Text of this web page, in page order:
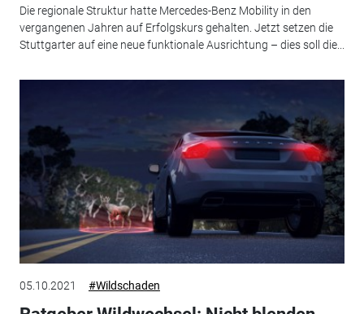
Die regionale Struktur hatte Mercedes-Benz Mobility in den
vergangenen Jahren auf Erfolgskurs gehalten. Jetzt setzen die
Stuttgarter auf eine neue funktionale Ausrichtung – dies soll die...
05.10.2021 #Wildschaden